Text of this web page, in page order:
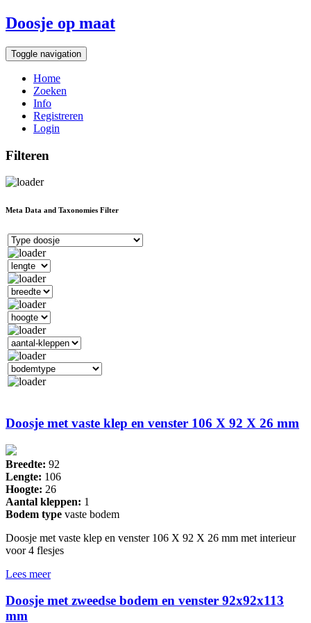
Doosje op maat
Toggle navigation
Home
Zoeken
Info
Registreren
Login
Filteren
Meta Data and Taxonomies Filter
Doosje met vaste klep en venster 106 X 92 X 26 mm
Breedte: 92
Lengte: 106
Hoogte: 26
Aantal kleppen: 1
Bodem type vaste bodem
Doosje met vaste klep en venster 106 X 92 X 26 mm met interieur
voor 4 flesjes
Lees meer
Doosje met zweedse bodem en venster 92x92x113
mm